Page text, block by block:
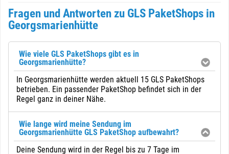
Fragen und Antworten zu GLS PaketShops in
Georgsmarienhütte
Wie viele GLS PaketShops gibt es in
Georgsmarienhütte?
In Georgsmarienhütte werden aktuell 15 GLS PaketShops
betrieben. Ein passender PaketShop befindet sich in der
Regel ganz in deiner Nähe.
Wie lange wird meine Sendung im
Georgsmarienhütte GLS PaketShop aufbewahrt?
Deine Sendung wird in der Regel bis zu 7 Tage im